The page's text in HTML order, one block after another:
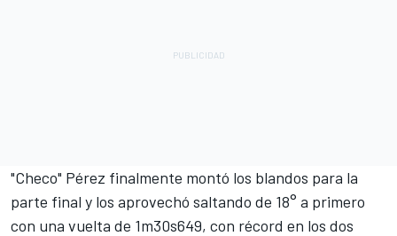
"Checo" Pérez finalmente montó los blandos para la
parte final y los aprovechó saltando de 18° a primero
con una vuelta de 1m30s649, con récord en los dos